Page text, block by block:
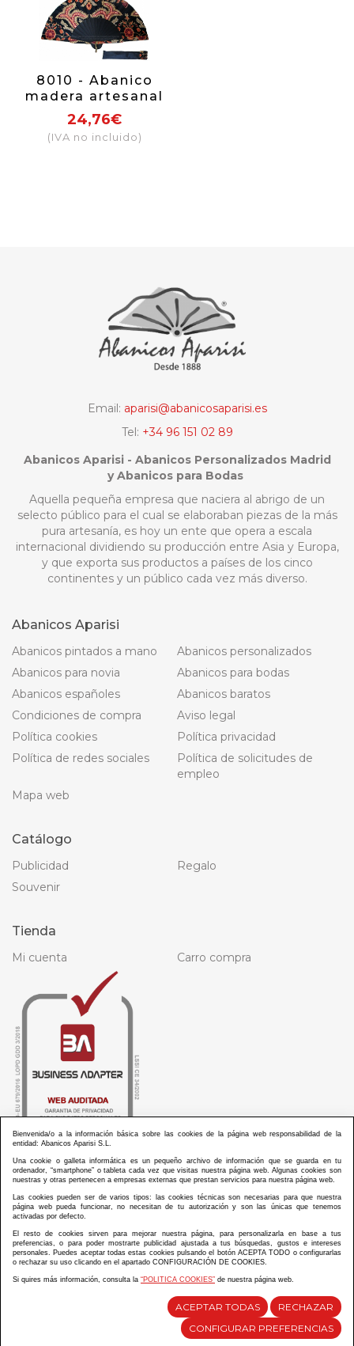
8010 - Abanico
madera artesanal
24,76€
(IVA no incluido)
Email: aparisi@abanicosaparisi.es
Tel: +34 96 151 02 89
Abanicos Aparisi - Abanicos Personalizados Madrid
y Abanicos para Bodas
Aquella pequeña empresa que naciera al abrigo de un
selecto público para el cual se elaboraban piezas de la más
pura artesanía, es hoy un ente que opera a escala
internacional dividiendo su producción entre Asia y Europa,
y que exporta sus productos a países de los cinco
continentes y un público cada vez más diverso.
Abanicos Aparisi
Abanicos pintados a mano
Abanicos personalizados
Abanicos para novia
Abanicos para bodas
Abanicos españoles
Abanicos baratos
Condiciones de compra
Aviso legal
Política cookies
Política privacidad
Política de redes sociales
Política de solicitudes de
empleo
Mapa web
Catálogo
Publicidad
Regalo
Souvenir
Tienda
Mi cuenta Carro compra
ABANICOS APARISI S.L. ha recibido por parte de La Generalitat Valenciana, la cantidad de
100.000 € en apoyo al proyecto HISOLV/2021/3933/46 del PLAN EMPRESARIAL “PLAN RESISITIR
ABANICOS APARISI S.L. ha recibido por parte de La Generalitat Valenciana, la cantidad de 7.000
€ en apoyo al proyecto CMARTE/2021/265/46 del PLAN AYUDAS DIRECTAS ARTESANIA “CMARTE”.
Diseño y desarrollo web Im3diA comunicación
Bienvenida/o a la información básica sobre las cookies de la página web responsabilidad de la
entidad: Abanicos Aparisi S.L.
Una cookie o galleta informática es un pequeño archivo de información que se guarda en tu
ordenador, “smartphone” o tableta cada vez que visitas nuestra página web. Algunas cookies son
nuestras y otras pertenecen a empresas externas que prestan servicios para nuestra página web.
Las cookies pueden ser de varios tipos: las cookies técnicas son necesarias para que nuestra
página web pueda funcionar, no necesitan de tu autorización y son las únicas que tenemos
activadas por defecto.
El resto de cookies sirven para mejorar nuestra página, para personalizarla en base a tus
preferencias, o para poder mostrarte publicidad ajustada a tus búsquedas, gustos e intereses
personales. Puedes aceptar todas estas cookies pulsando el botón ACEPTA TODO o configurarlas
o rechazar su uso clicando en el apartado CONFIGURACIÓN DE COOKIES.
Si quires más información, consulta la “POLITICA COOKIES” de nuestra página web.
ACEPTAR TODAS
RECHAZAR
CONFIGURAR PREFERENCIAS